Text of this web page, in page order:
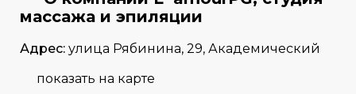
массажа и эпиляции
Адрес: улица Рябинина, 29, Академический
показать на карте